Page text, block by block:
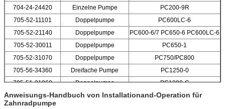
704-24-24420
Einzelne Pumpe
PC200-9R
705-52-11101
Doppelpumpe
PC600LC-6
705-52-21140
Doppelpumpe
PC600-6/7 PC650-6 PC600LC-6
705-52-30011
Doppelpumpe
PC650-1
705-52-31070
Doppelpumpe
PC750/PC800
705-56-34360
Dreifache Pumpe
PC1250-0
705-51-31060
Doppelpumpe PC1800-C
Anweisungs-Handbuch von Installationand-Operation für
Zahnradpumpe